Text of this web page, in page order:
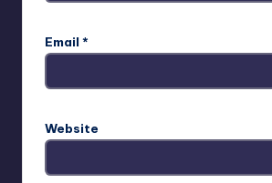
Email *
Website